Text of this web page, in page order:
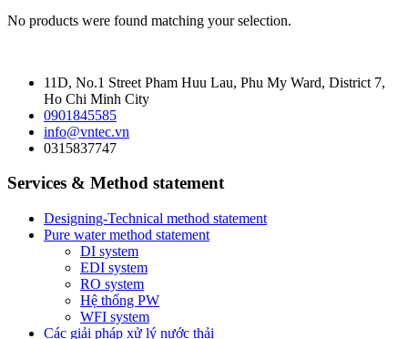
No products were found matching your selection.
11D, No.1 Street Pham Huu Lau, Phu My Ward, District 7,
Ho Chi Minh City
0901845585
info@vntec.vn
0315837747
Services & Method statement
Designing-Technical method statement
Pure water method statement
DI system
EDI system
RO system
Hệ thống PW
WFI system
Các giải pháp xử lý nước thải